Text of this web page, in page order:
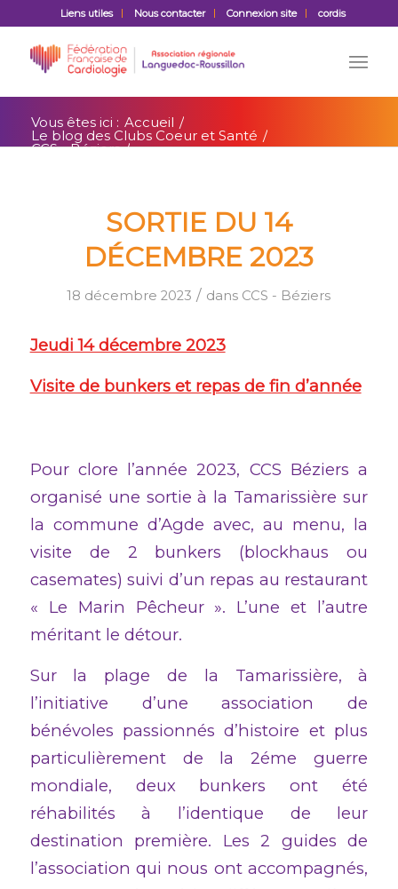
Liens utiles Nous contacter Connexion site cordis
Vous êtes ici : Accueil /
Le blog des Clubs Coeur et Santé /
CCS - Béziers /
SORTIE DU 14
DÉCEMBRE 2023
18 décembre 2023 / dans CCS - Béziers
Jeudi 14 décembre 2023
Visite de bunkers et repas de fin d’année
Pour clore l’année 2023, CCS Béziers a
organisé une sortie à la Tamarissière sur
la commune d’Agde avec, au menu, la
visite de 2 bunkers (blockhaus ou
casemates) suivi d’un repas au restaurant
« Le Marin Pêcheur ». L’une et l’autre
méritant le détour.
Sur la plage de la Tamarissière, à
l’initiative d’une association de
bénévoles passionnés d’histoire et plus
particulièrement de la 2éme guerre
mondiale, deux bunkers ont été
réhabilités à l’identique de leur
destination première. Les 2 guides de
l’association qui nous ont accompagnés,